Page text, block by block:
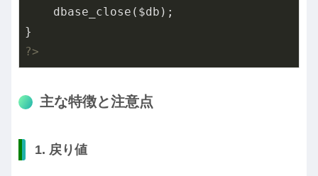
    dbase_close($db);
?>
主な特徴と注意点
1. 戻り値